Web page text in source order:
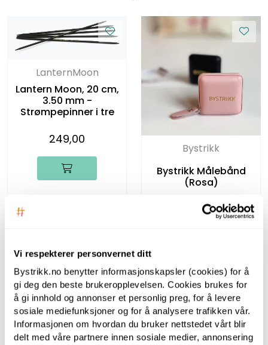
Vi respekterer personvernet ditt
Bystrikk.no benytter informasjonskapsler (cookies) for å
gi deg den beste brukeropplevelsen. Cookies brukes for
å gi innhold og annonser et personlig preg, for å levere
sosiale mediefunksjoner og for å analysere trafikken vår.
Informasjonen om hvordan du bruker nettstedet vårt blir
delt med våre partnere innen sosiale medier, annonsering
LanternMoon
Lantern Moon, 20 cm,
3.50 mm -
Strømpepinner i tre
249,00
Bystrikk
Bystrikk Målebånd
(Rosa)
119,00